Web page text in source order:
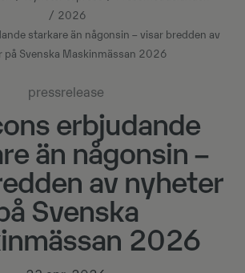
2026
starkare än någonsin – visar bredden av
på Svenska Maskinmässan 2026
pressrelease
erbjudande
än någonsin –
av nyheter
Svenska
2026